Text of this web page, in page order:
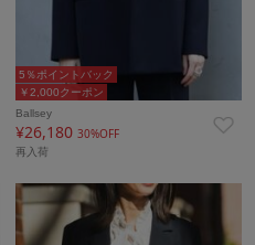
￥2,000クーポン
5％ポイントバック
Ballsey
¥26,180 30%OFF
再入荷